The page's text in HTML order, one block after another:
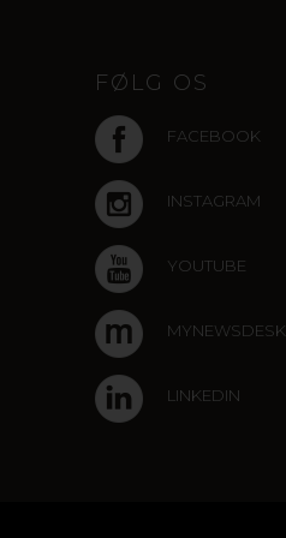
FØLG OS
FACEBOOK
INSTAGRAM
YOUTUBE
MYNEWSDESK
LINKEDIN